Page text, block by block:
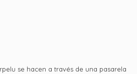
se hacen a través de una pasarela